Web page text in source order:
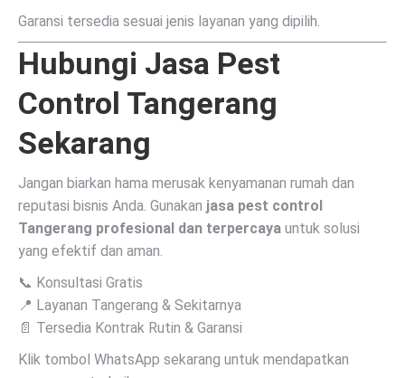
Garansi tersedia sesuai jenis layanan yang dipilih.
Hubungi Jasa Pest
Control Tangerang
Sekarang
Jangan biarkan hama merusak kenyamanan rumah dan
reputasi bisnis Anda. Gunakan jasa pest control
Tangerang profesional dan terpercaya untuk solusi
yang efektif dan aman.
📞 Konsultasi Gratis
📍 Layanan Tangerang & Sekitarnya
📄 Tersedia Kontrak Rutin & Garansi
Klik tombol WhatsApp sekarang untuk mendapatkan